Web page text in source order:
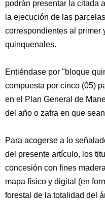
podrán presentar la citada
la ejecución de las
correspondientes al primer
quinquenales.
Entiéndase por "bloque
compuesta por cinco (05)
en el Plan General de
del año o zafra en que
Para acogerse a lo
del presente artículo, los
concesión con fines
mapa físico y digital (en
forestal de la totalidad del